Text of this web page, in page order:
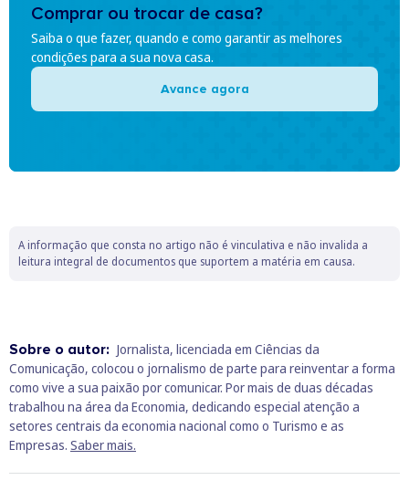
Comprar ou trocar de casa?
Saiba o que fazer, quando e como garantir as melhores
condições para a sua nova casa.
Avance agora
A informação que consta no artigo não é vinculativa e não invalida a
leitura integral de documentos que suportem a matéria em causa.
Sobre o autor: Jornalista, licenciada em Ciências da
Comunicação, colocou o jornalismo de parte para reinventar a forma
como vive a sua paixão por comunicar. Por mais de duas décadas
trabalhou na área da Economia, dedicando especial atenção a
setores centrais da economia nacional como o Turismo e as
Empresas. Saber mais.